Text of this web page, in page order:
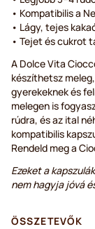
• Kompatibilis a
• Lágy, tejes
• Tejet és cukrot
A Dolce Vita
készíthetsz
gyerekeknek és
melegen is
rúdra, és az ital
kompatibilis
Rendeld meg a
Ezeket a
nem hagyja jóvá
ÖSSZETEVŐK